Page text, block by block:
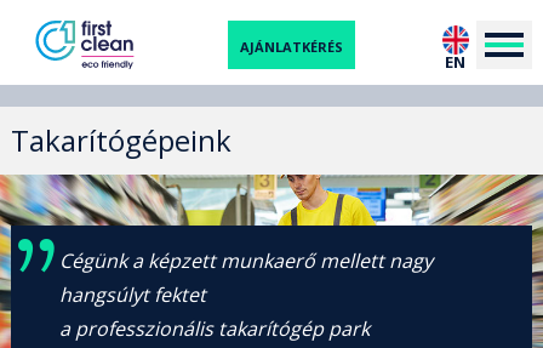
EN
AJÁNLATKÉRÉS
Takarítógépeink
Cégünk a képzett munkaerő mellett nagy
hangsúlyt fektet
a professzionális takarítógép park